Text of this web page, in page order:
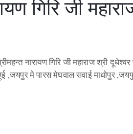
गिरि जी
गिरि जी महाराज श्री दूधेश्वर
,जयपुर मे पारस मेघवाल सवाई माधोपुर